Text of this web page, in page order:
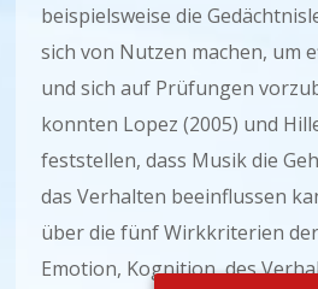
beispielsweise die
sich von Nutzen machen, um
und sich auf Prüfungen
konnten Lopez (2005) und
feststellen, dass Musik die
das Verhalten beeinflussen
über die fünf Wirkkriterien
Emotion, Kognition, des